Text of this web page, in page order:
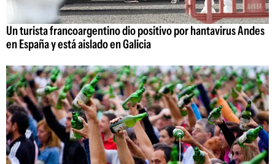
Un turista francoargentino dio positivo por hantavirus Andes
en España y está aislado en Galicia